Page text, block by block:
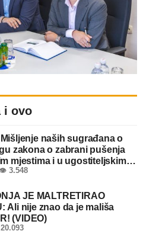
i ovo
naših sugrađana o
zakona o zabrani pušenja
mjestima i u ugostiteljskim
u FBiH
3.548
JE MALTRETIRAO
Ali nije znao da je mališa
(VIDEO)